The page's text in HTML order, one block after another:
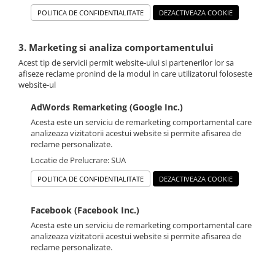
POLITICA DE CONFIDENTIALITATE DEZACTIVEAZA COOKIE
3. Marketing si analiza comportamentului
Acest tip de servicii permit website-ului si partenerilor lor sa
afiseze reclame pronind de la modul in care utilizatorul foloseste
website-ul
AdWords Remarketing (Google Inc.)
Acesta este un serviciu de remarketing comportamental care
analizeaza vizitatorii acestui website si permite afisarea de
reclame personalizate.
Locatie de Prelucrare: SUA
POLITICA DE CONFIDENTIALITATE DEZACTIVEAZA COOKIE
Facebook (Facebook Inc.)
Acesta este un serviciu de remarketing comportamental care
analizeaza vizitatorii acestui website si permite afisarea de
reclame personalizate.